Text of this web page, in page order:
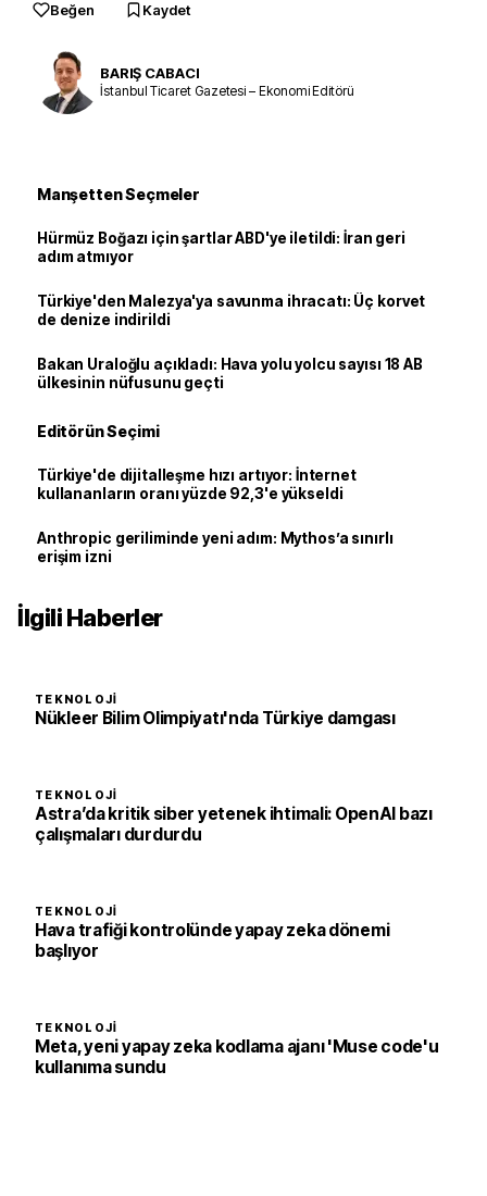
Beğen Kaydet
BARIŞ CABACI
İstanbul Ticaret Gazetesi – Ekonomi Editörü
Manşetten Seçmeler
Hürmüz Boğazı için şartlar ABD'ye iletildi: İran geri
adım atmıyor
Türkiye'den Malezya'ya savunma ihracatı: Üç korvet
de denize indirildi
Bakan Uraloğlu açıkladı: Hava yolu yolcu sayısı 18 AB
ülkesinin nüfusunu geçti
Editörün Seçimi
Türkiye'de dijitalleşme hızı artıyor: İnternet
kullananların oranı yüzde 92,3'e yükseldi
Anthropic geriliminde yeni adım: Mythos’a sınırlı
erişim izni
İlgili Haberler
TEKNOLOJI
Nükleer Bilim Olimpiyatı'nda Türkiye damgası
TEKNOLOJI
Astra’da kritik siber yetenek ihtimali: OpenAI bazı
çalışmaları durdurdu
TEKNOLOJI
Hava trafiği kontrolünde yapay zeka dönemi
başlıyor
TEKNOLOJI
Meta, yeni yapay zeka kodlama ajanı 'Muse code'u
kullanıma sundu